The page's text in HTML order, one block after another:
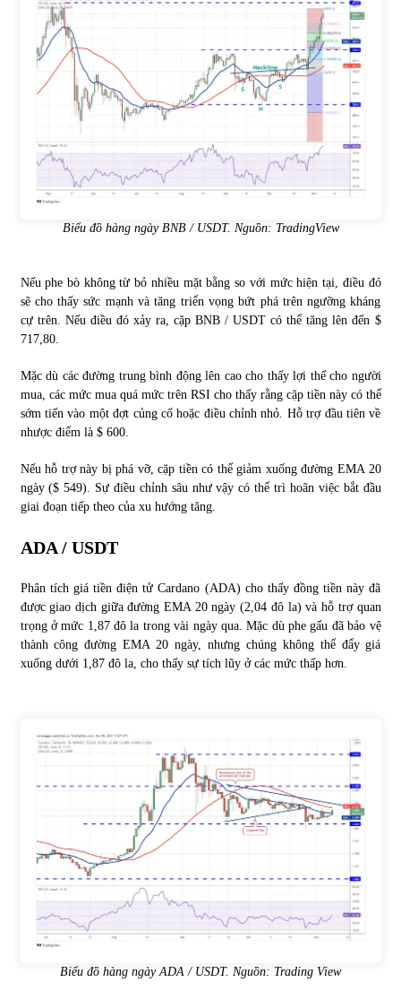
Biểu đồ hàng ngày BNB / USDT. Nguồn: TradingView
Nếu phe bò không từ bỏ nhiều mặt bằng so với mức hiện tại, điều đó
sẽ cho thấy sức mạnh và tăng triển vọng bứt phá trên ngưỡng kháng
cự trên. Nếu điều đó xảy ra, cặp BNB / USDT có thể tăng lên đến $
717,80.
Mặc dù các đường trung bình động lên cao cho thấy lợi thế cho người
mua, các mức mua quá mức trên RSI cho thấy rằng cặp tiền này có thể
sớm tiến vào một đợt củng cố hoặc điều chỉnh nhỏ. Hỗ trợ đầu tiên về
nhược điểm là $ 600.
Nếu hỗ trợ này bị phá vỡ, cặp tiền có thể giảm xuống đường EMA 20
ngày ($ 549). Sự điều chỉnh sâu như vậy có thể trì hoãn việc bắt đầu
giai đoạn tiếp theo của xu hướng tăng.
ADA / USDT
Phân tích giá tiền điện tử Cardano (ADA) cho thấy đồng tiền này đã
được giao dịch giữa đường EMA 20 ngày (2,04 đô la) và hỗ trợ quan
trọng ở mức 1,87 đô la trong vài ngày qua. Mặc dù phe gấu đã bảo vệ
thành công đường EMA 20 ngày, nhưng chúng không thể đẩy giá
xuống dưới 1,87 đô la, cho thấy sự tích lũy ở các mức thấp hơn.
Biểu đồ hàng ngày ADA / USDT. Nguồn: Trading View